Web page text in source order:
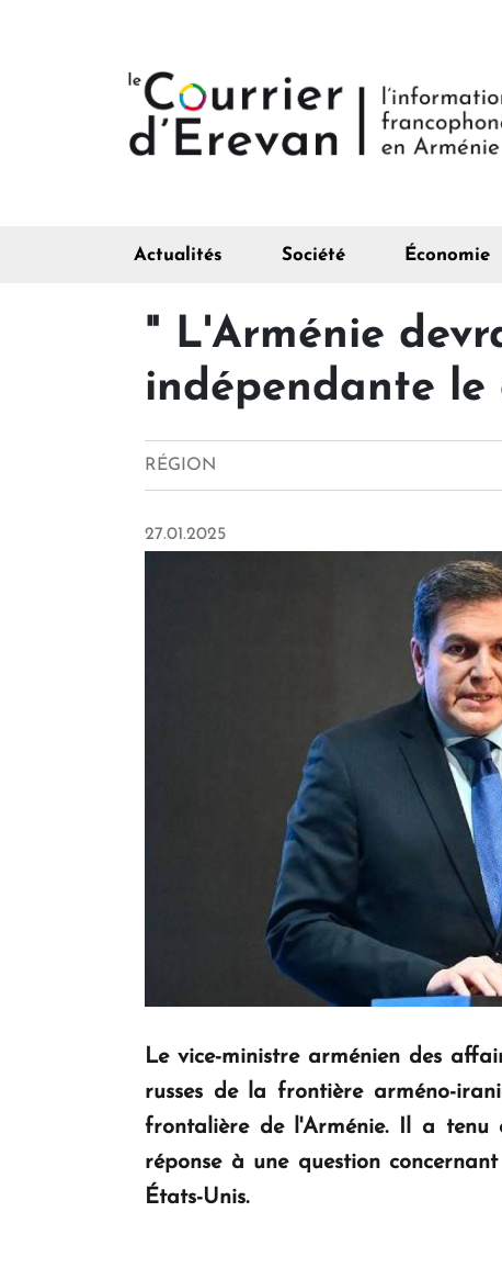
Actualités Société Économie
" L'Arménie
indépendante le
RÉGION
27.01.2025
Le vice-ministre arménien des
russes de la frontière arméno-
frontalière de l'Arménie. Il a tenu
réponse à une question
États-Unis.